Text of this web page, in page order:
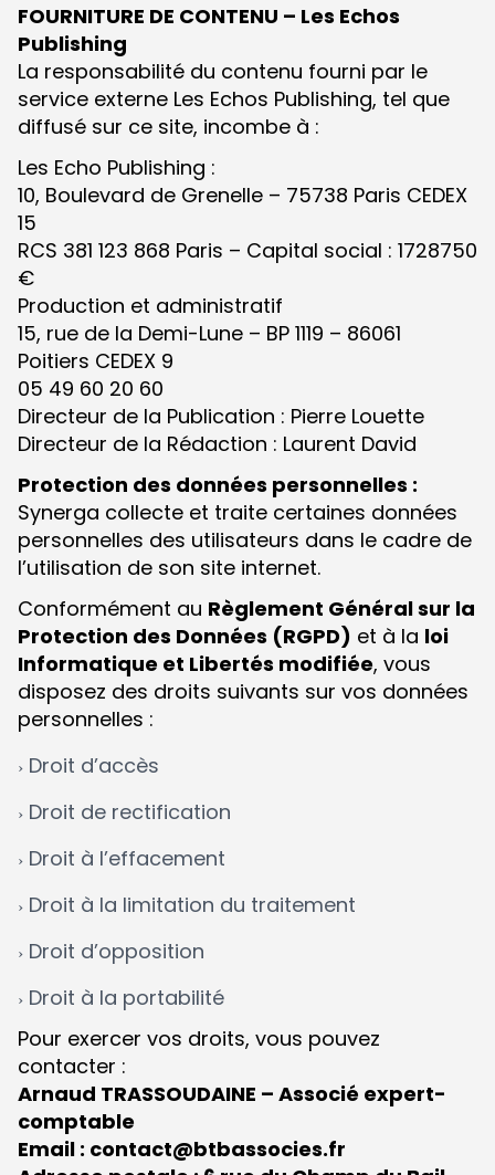
FOURNITURE DE CONTENU – Les Echos
Publishing
La responsabilité du contenu fourni par le
service externe Les Echos Publishing, tel que
diffusé sur ce site, incombe à :
Les Echo Publishing :
10, Boulevard de Grenelle – 75738 Paris CEDEX
15
RCS 381 123 868 Paris – Capital social : 1728750
€
Production et administratif
15, rue de la Demi-Lune – BP 1119 – 86061
Poitiers CEDEX 9
05 49 60 20 60
Directeur de la Publication : Pierre Louette
Directeur de la Rédaction : Laurent David
Protection des données personnelles :
Synerga collecte et traite certaines données
personnelles des utilisateurs dans le cadre de
l’utilisation de son site internet.
Conformément au Règlement Général sur la
Protection des Données (RGPD) et à la loi
Informatique et Libertés modifiée, vous
disposez des droits suivants sur vos données
personnelles :
Droit d’accès
Droit de rectification
Droit à l’effacement
Droit à la limitation du traitement
Droit d’opposition
Droit à la portabilité
Pour exercer vos droits, vous pouvez
contacter :
Arnaud TRASSOUDAINE – Associé expert-
comptable
Email : contact@btbassocies.fr